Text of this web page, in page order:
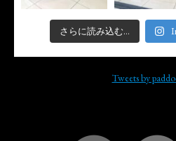
さらに読み込む...
Tweets by